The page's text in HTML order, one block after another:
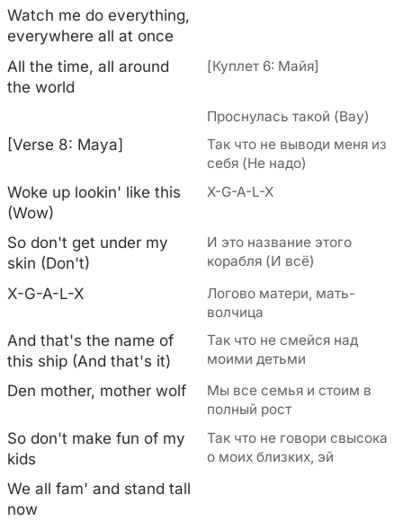
Watch me do everything,
everywhere all at once
All the time, all around
the world
[Куплет 6: Майя]
Проснулась такой (Вау)
[Verse 8: Maya]
Так что не выводи меня из
себя (Не надо)
Woke up lookin' like this
(Wow)
X-G-A-L-X
So don't get under my
skin (Don't)
И это название этого
корабля (И всё)
X-G-A-L-X
Логово матери, мать-
волчица
And that's the name of
this ship (And that's it)
Так что не смейся над
моими детьми
Den mother, mother wolf
Мы все семья и стоим в
полный рост
So don't make fun of my
kids
Так что не говори свысока
о моих близких, эй
We all fam' and stand tall
now